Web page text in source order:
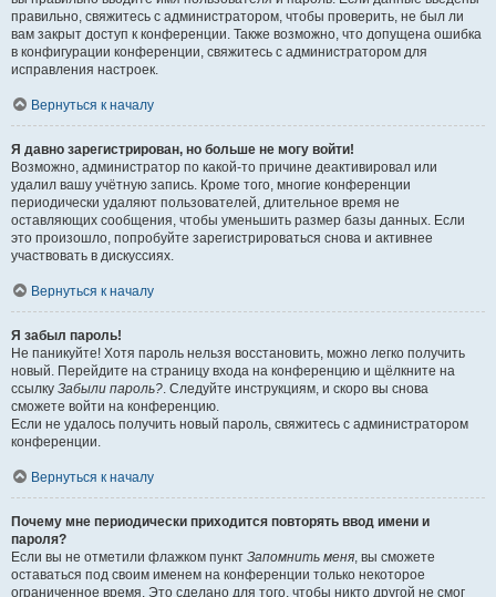
правильно, свяжитесь с администратором, чтобы проверить, не был ли
вам закрыт доступ к конференции. Также возможно, что допущена ошибка
в конфигурации конференции, свяжитесь с администратором для
исправления настроек.
Вернуться к началу
Я давно зарегистрирован, но больше не могу войти!
Возможно, администратор по какой-то причине деактивировал или
удалил вашу учётную запись. Кроме того, многие конференции
периодически удаляют пользователей, длительное время не
оставляющих сообщения, чтобы уменьшить размер базы данных. Если
это произошло, попробуйте зарегистрироваться снова и активнее
участвовать в дискуссиях.
Вернуться к началу
Я забыл пароль!
Не паникуйте! Хотя пароль нельзя восстановить, можно легко получить
новый. Перейдите на страницу входа на конференцию и щёлкните на
ссылку Забыли пароль?. Следуйте инструкциям, и скоро вы снова
сможете войти на конференцию.
Если не удалось получить новый пароль, свяжитесь с администратором
конференции.
Вернуться к началу
Почему мне периодически приходится повторять ввод имени и
пароля?
Если вы не отметили флажком пункт Запомнить меня, вы сможете
оставаться под своим именем на конференции только некоторое
ограниченное время. Это сделано для того, чтобы никто другой не смог